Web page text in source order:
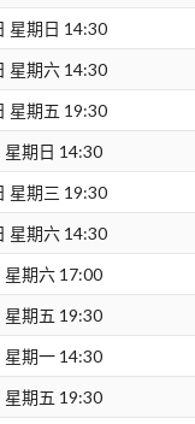
星期日 14:30
星期六 14:30
星期五 19:30
期日 14:30
星期三 19:30
星期六 14:30
期六 17:00
期五 19:30
期一 14:30
期五 19:30